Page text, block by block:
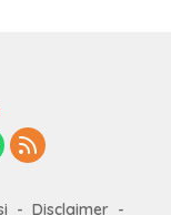
Disclaimer